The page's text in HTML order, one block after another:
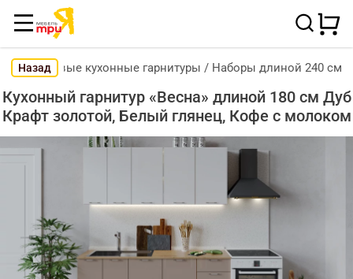
НазадГотовые кухонные гарнитуры / Наборы длиной 240 см
Кухонный гарнитур «Весна» длиной 180 см Дуб
Крафт золотой, Белый глянец, Кофе с молоком